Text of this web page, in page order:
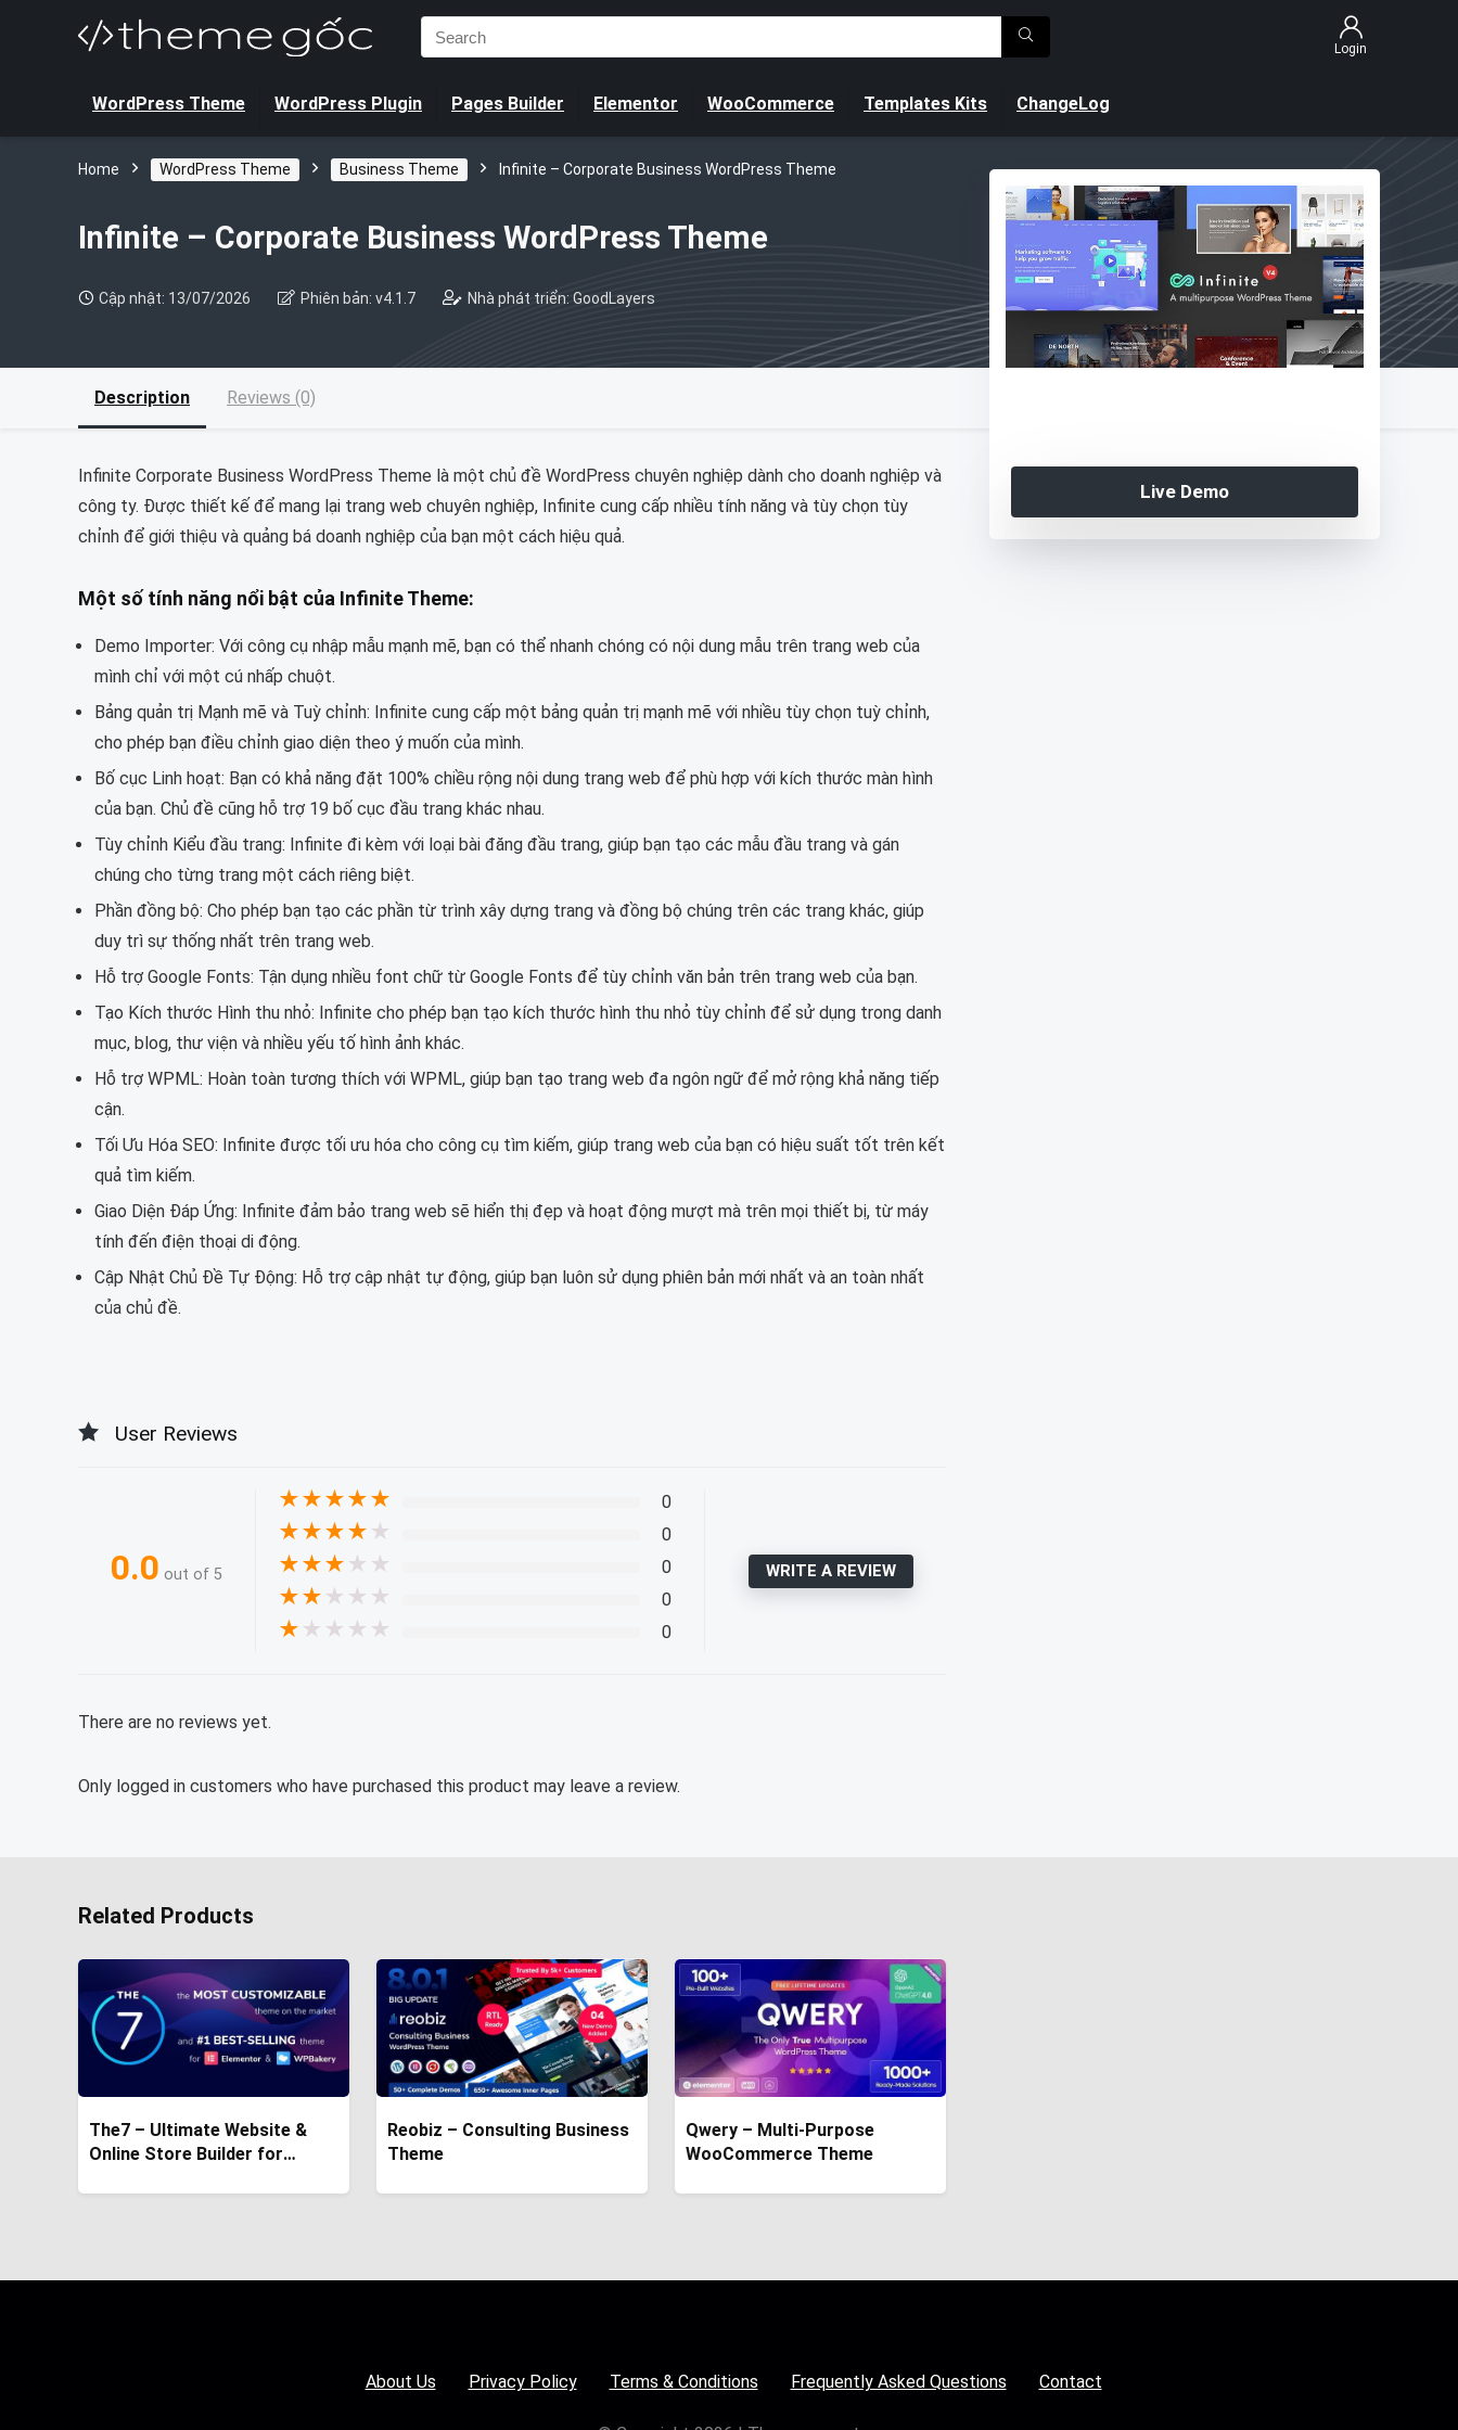
Search
for:
Login
WordPress Theme WordPress Plugin Pages Builder Elementor WooCommerce Templates Kits ChangeLog
Home WordPress Theme Business Theme Infinite – Corporate Business WordPress Theme
Infinite – Corporate Business WordPress Theme
Live Demo
Cập nhật: 13/07/2026 Phiên bản: v4.1.7 Nhà phát triển: GoodLayers
Description Reviews (0)
Infinite Corporate Business WordPress Theme là một chủ đề WordPress chuyên nghiệp dành cho doanh nghiệp và
công ty. Được thiết kế để mang lại trang web chuyên nghiệp, Infinite cung cấp nhiều tính năng và tùy chọn tùy
chỉnh để giới thiệu và quảng bá doanh nghiệp của bạn một cách hiệu quả.
Một số tính năng nổi bật của Infinite Theme:
Demo Importer: Với công cụ nhập mẫu mạnh mẽ, bạn có thể nhanh chóng có nội dung mẫu trên trang web của
mình chỉ với một cú nhấp chuột.
Bảng quản trị Mạnh mẽ và Tuỳ chỉnh: Infinite cung cấp một bảng quản trị mạnh mẽ với nhiều tùy chọn tuỳ chỉnh,
cho phép bạn điều chỉnh giao diện theo ý muốn của mình.
Bố cục Linh hoạt: Bạn có khả năng đặt 100% chiều rộng nội dung trang web để phù hợp với kích thước màn hình
của bạn. Chủ đề cũng hỗ trợ 19 bố cục đầu trang khác nhau.
Tùy chỉnh Kiểu đầu trang: Infinite đi kèm với loại bài đăng đầu trang, giúp bạn tạo các mẫu đầu trang và gán
chúng cho từng trang một cách riêng biệt.
Phần đồng bộ: Cho phép bạn tạo các phần từ trình xây dựng trang và đồng bộ chúng trên các trang khác, giúp
duy trì sự thống nhất trên trang web.
Hỗ trợ Google Fonts: Tận dụng nhiều font chữ từ Google Fonts để tùy chỉnh văn bản trên trang web của bạn.
Tạo Kích thước Hình thu nhỏ: Infinite cho phép bạn tạo kích thước hình thu nhỏ tùy chỉnh để sử dụng trong danh
mục, blog, thư viện và nhiều yếu tố hình ảnh khác.
Hỗ trợ WPML: Hoàn toàn tương thích với WPML, giúp bạn tạo trang web đa ngôn ngữ để mở rộng khả năng tiếp
cận.
Tối Ưu Hóa SEO: Infinite được tối ưu hóa cho công cụ tìm kiếm, giúp trang web của bạn có hiệu suất tốt trên kết
quả tìm kiếm.
Giao Diện Đáp Ứng: Infinite đảm bảo trang web sẽ hiển thị đẹp và hoạt động mượt mà trên mọi thiết bị, từ máy
tính đến điện thoại di động.
Cập Nhật Chủ Đề Tự Động: Hỗ trợ cập nhật tự động, giúp bạn luôn sử dụng phiên bản mới nhất và an toàn nhất
của chủ đề.
User Reviews
0.0 out of 5
★★★★★ 0
★★★★ ★ 0
★★★ ★ ★ 0
★★ ★ ★ ★ 0
★ ★ ★ ★ ★ 0
WRITE A REVIEW
There are no reviews yet.
Only logged in customers who have purchased this product may leave a review.
Related Products
The7 – Ultimate Website &
Online Store Builder for
Reobiz – Consulting Business
Theme
Qwery – Multi-Purpose
WooCommerce Theme
About Us Privacy Policy Terms & Conditions Frequently Asked Questions Contact